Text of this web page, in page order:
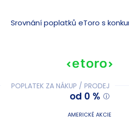
Srovnání poplatků eToro s
POPLATEK ZA NÁKUP / PRODEJ
od 0 %
AMERICKÉ AKCIE